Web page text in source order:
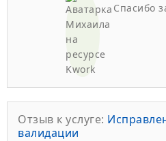
Спасибо
Отзыв к услуге:
валидации